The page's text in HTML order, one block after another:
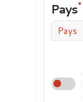
Pays
Pays